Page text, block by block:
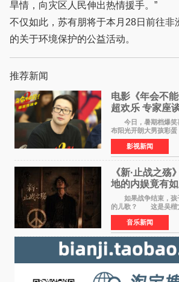
旱情，向灾区人民伸出热情援手。”
不仅如此，苏有朋将于本月28日前往非
的关于环境保护的公益活动。
推荐新闻
电影《年会不
超欢乐 专家座
满满
今日，暑期档爆笑
布阳光开朗大男孩彩
位狂欢模式。影片于昨
导演董润年、总制片
业内、学界专家
影视新闻
《新·止战之殇
地的内娱竟有
如果战争结束，孩
的儿歌？ 这是吴楷
殇》时最初的想法。
地区局势，到世界各
战争从来不只
音乐新闻